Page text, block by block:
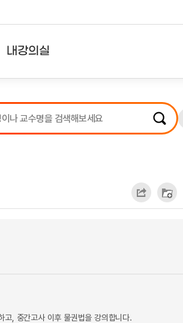
내강의실
강의리스트
강확인증강의
고, 중간고사 이후 물권법을 강의합니다.